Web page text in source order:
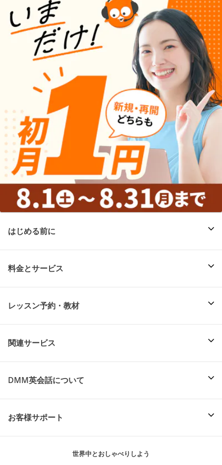
はじめる前に
料金とサービス
レッスン予約・教材
関連サービス
DMM英会話について
お客様サポート
世界中とおしゃべりしよう